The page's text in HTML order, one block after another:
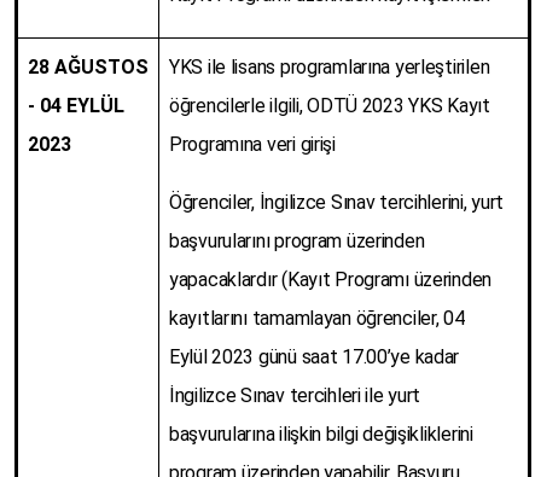
28 AĞUSTOS
- 04 EYLÜL
2023
YKS ile lisans programlarına yerleştirilen
öğrencilerle ilgili, ODTÜ 2023 YKS Kayıt
Programına veri girişi
Öğrenciler, İngilizce Sınav tercihlerini, yurt
başvurularını program üzerinden
yapacaklardır (Kayıt Programı üzerinden
kayıtlarını tamamlayan öğrenciler, 04
Eylül 2023 günü saat 17.00’ye kadar
İngilizce Sınav tercihleri ile yurt
başvurularına ilişkin bilgi değişikliklerini